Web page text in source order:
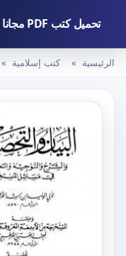
تحميل كتب PDF مجانا – كتب كو
الرئيسية كتب إسلامية